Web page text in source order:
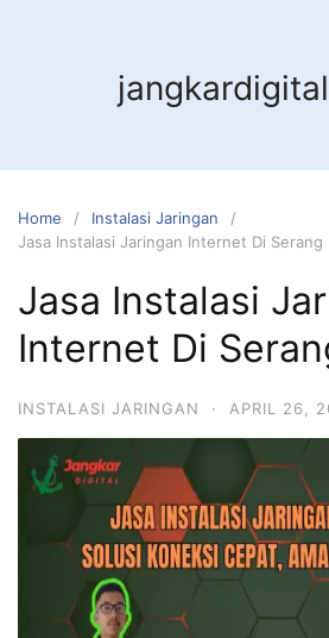
Home
Instalasi Jaringan
Jasa Instalasi Jaringan Internet Di Serang
Jasa Instalasi
Internet Di
INSTALASI JARINGAN · APRIL 26,